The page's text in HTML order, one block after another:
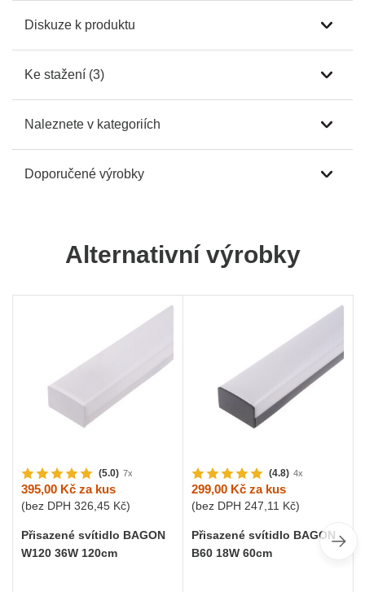
Diskuze k produktu
Ke stažení (3)
Naleznete v kategoriích
Doporučené výrobky
Alternativní výrobky
(5.0) 7x
395,00 Kč za kus
(bez DPH 326,45 Kč)
Přisazené svítidlo BAGON
W120 36W 120cm
(4.8) 4x
299,00 Kč za kus
(bez DPH 247,11 Kč)
Přisazené svítidlo BAGON
B60 18W 60cm